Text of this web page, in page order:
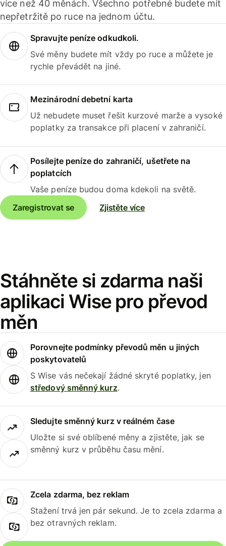
více než 40 měnách. Všechno potřebné budete mít
nepřetržitě po ruce na jednom účtu.
Spravujte peníze odkudkoli.
Své měny budete mít vždy po ruce a můžete je
rychle převádět na jiné.
Mezinárodní debetní karta
Už nebudete muset řešit kurzové marže a vysoké
poplatky za transakce při placení v zahraničí.
Posílejte peníze do zahraničí, ušetřete na
poplatcích
Vaše peníze budou doma kdekoli na světě.
Zaregistrovat se
Zjistěte více
Stáhněte si zdarma naši
aplikaci Wise pro převod
měn
Porovnejte podmínky převodů měn u jiných
poskytovatelů
S Wise vás nečekají žádné skryté poplatky, jen
středový směnný kurz.
Sledujte směnný kurz v reálném čase
Uložte si své oblíbené měny a zjistěte, jak se
směnný kurz v průběhu času mění.
Zcela zdarma, bez reklam
Stažení trvá jen pár sekund. Je to zcela zdarma a
bez otravných reklam.